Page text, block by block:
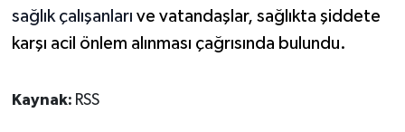
sağlık çalışanları ve vatandaşlar, sağlıkta şiddete
karşı acil önlem alınması çağrısında bulundu.
Kaynak: RSS